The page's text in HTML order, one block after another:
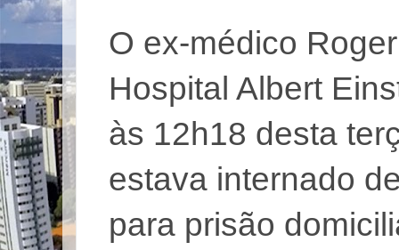
O ex-médico
Hospital Albert
às 12h18 desta
estava internado
para prisão